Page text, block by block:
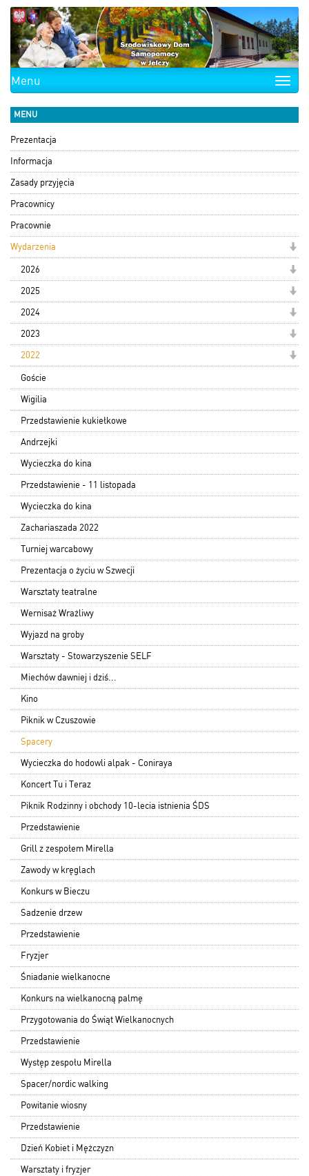
Toggle
Menu
MENU
Prezentacja
Informacja
Zasady przyjęcia
Pracownicy
Pracownie
Wydarzenia
2026
2025
2024
2023
2022
Goście
Wigilia
Przedstawienie kukiełkowe
Andrzejki
Wycieczka do kina
Przedstawienie - 11 listopada
Wycieczka do kina
Zachariaszada 2022
Turniej warcabowy
Prezentacja o życiu w Szwecji
Warsztaty teatralne
Wernisaż Wrażliwy
Wyjazd na groby
Warsztaty - Stowarzyszenie SELF
Miechów dawniej i dziś...
Kino
Piknik w Czuszowie
Spacery
Wycieczka do hodowli alpak - Coniraya
Koncert Tu i Teraz
Piknik Rodzinny i obchody 10-lecia istnienia ŚDS
Przedstawienie
Grill z zespołem Mirella
Zawody w kręglach
Konkurs w Bieczu
Sadzenie drzew
Przedstawienie
Fryzjer
Śniadanie wielkanocne
Konkurs na wielkanocną palmę
Przygotowania do Świąt Wielkanocnych
Przedstawienie
Występ zespołu Mirella
Spacer/nordic walking
Powitanie wiosny
Przedstawienie
Dzień Kobiet i Mężczyzn
Warsztaty i fryzjer